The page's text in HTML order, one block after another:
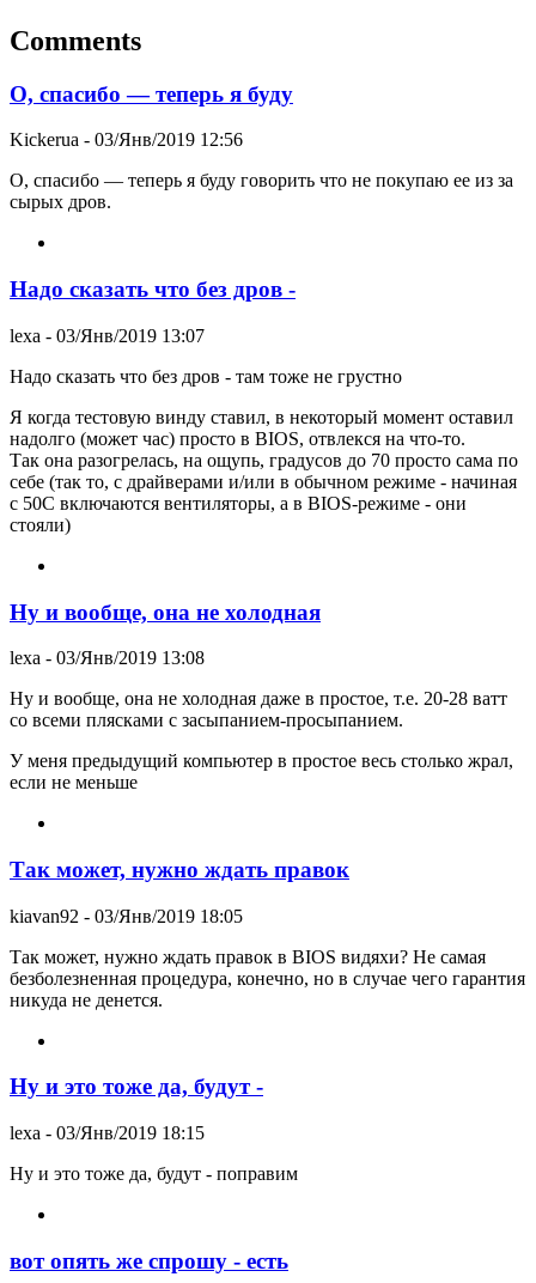
Comments
О, спасибо — теперь я буду
Kickerua - 03/Янв/2019 12:56
О, спасибо — теперь я буду говорить что не покупаю ее из за
сырых дров.
Надо сказать что без дров -
lexa - 03/Янв/2019 13:07
Надо сказать что без дров - там тоже не грустно
Я когда тестовую винду ставил, в некоторый момент оставил
надолго (может час) просто в BIOS, отвлекся на что-то.
Так она разогрелась, на ощупь, градусов до 70 просто сама по
себе (так то, с драйверами и/или в обычном режиме - начиная
с 50C включаются вентиляторы, а в BIOS-режиме - они
стояли)
Ну и вообще, она не холодная
lexa - 03/Янв/2019 13:08
Ну и вообще, она не холодная даже в простое, т.е. 20-28 ватт
со всеми плясками с засыпанием-просыпанием.
У меня предыдущий компьютер в простое весь столько жрал,
если не меньше
Так может, нужно ждать правок
kiavan92 - 03/Янв/2019 18:05
Так может, нужно ждать правок в BIOS видяхи? Не самая
безболезненная процедура, конечно, но в случае чего гарантия
никуда не денется.
Ну и это тоже да, будут -
lexa - 03/Янв/2019 18:15
Ну и это тоже да, будут - поправим
вот опять же спрошу - есть